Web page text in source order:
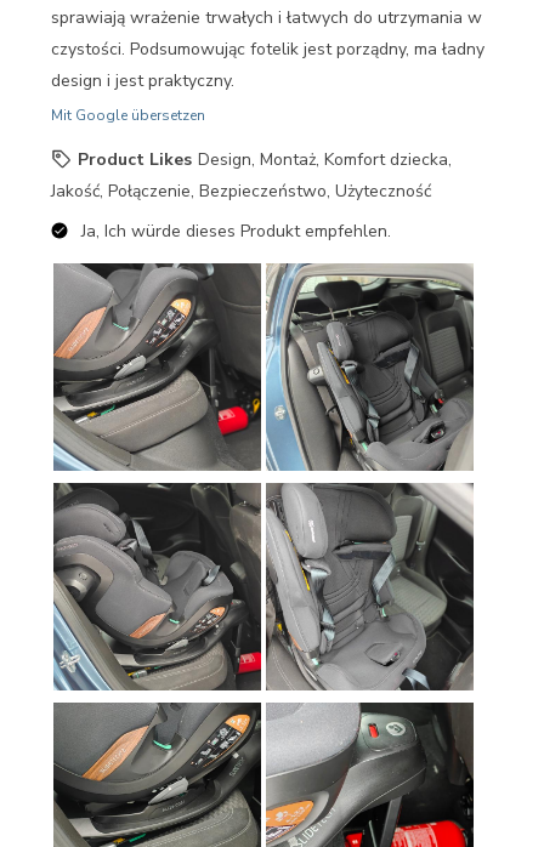
sprawiają wrażenie trwałych i łatwych do utrzymania w
czystości. Podsumowując fotelik jest porządny, ma ładny
design i jest praktyczny.
Mit Google übersetzen
Product Likes Design, Montaż, Komfort dziecka,
Jakość, Połączenie, Bezpieczeństwo, Użyteczność
Ja, Ich würde dieses Produkt empfehlen.